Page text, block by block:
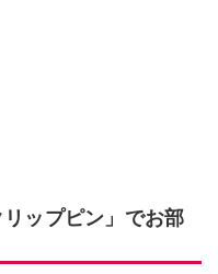
ップピン」でお部